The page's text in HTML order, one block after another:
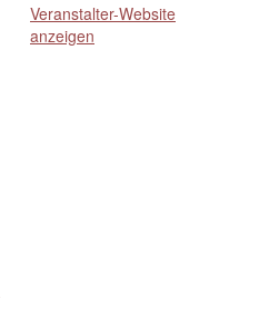
Veranstalter-Website
anzeigen